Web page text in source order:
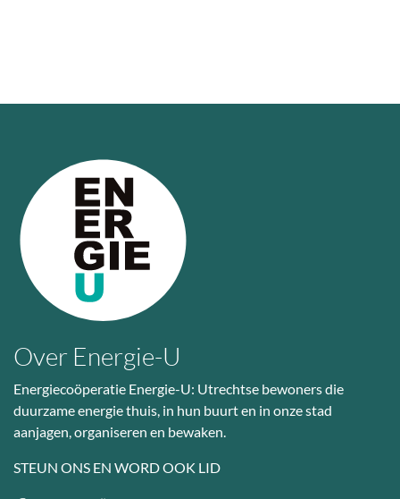
Over Energie-U
Energiecoöperatie Energie-U: Utrechtse bewoners die
duurzame energie thuis, in hun buurt en in onze stad
aanjagen, organiseren en bewaken.
STEUN ONS EN WORD OOK LID